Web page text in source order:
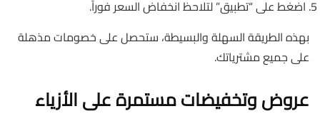
اضغط على “تطبيق” لتلاحظ انخفاض السعر فوراً.
بهذه الطريقة السهلة والبسيطة، ستحصل على خصومات مذهلة
على جميع مشترياتك.
عروض وتخفيضات مستمرة على الأزياء